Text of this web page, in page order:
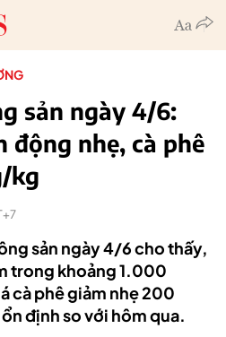
sản ngày 4/6:
động nhẹ, cà phê
kg
sản ngày 4/6 cho thấy,
trong khoảng 1.000
cà phê giảm nhẹ 200
định so với hôm qua.